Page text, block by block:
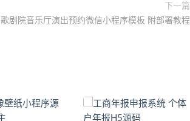
下一篇
歌剧院音乐厅演出预约微信小程序模板 附部署教程